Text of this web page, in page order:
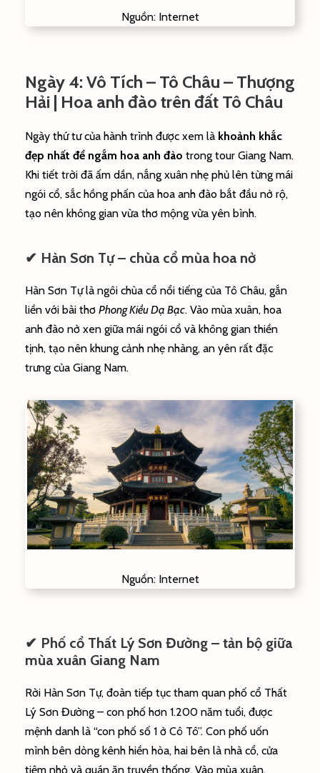
Nguồn: Internet
Ngày 4: Vô Tích – Tô Châu – Thượng
Hải | Hoa anh đào trên đất Tô Châu
Ngày thứ tư của hành trình được xem là khoảnh khắc
đẹp nhất để ngắm hoa anh đào trong tour Giang Nam.
Khi tiết trời đã ấm dần, nắng xuân nhẹ phủ lên từng mái
ngói cổ, sắc hồng phấn của hoa anh đào bắt đầu nở rộ,
tạo nên không gian vừa thơ mộng vừa yên bình.
✔ Hàn Sơn Tự – chùa cổ mùa hoa nở
Hàn Sơn Tự là ngôi chùa cổ nổi tiếng của Tô Châu, gắn
liền với bài thơ Phong Kiều Dạ Bạc. Vào mùa xuân, hoa
anh đào nở xen giữa mái ngói cổ và không gian thiền
tịnh, tạo nên khung cảnh nhẹ nhàng, an yên rất đặc
trưng của Giang Nam.
Nguồn: Internet
✔ Phố cổ Thất Lý Sơn Đường – tản bộ giữa
mùa xuân Giang Nam
Rời Hàn Sơn Tự, đoàn tiếp tục tham quan phố cổ Thất
Lý Sơn Đường – con phố hơn 1.200 năm tuổi, được
mệnh danh là “con phố số 1 ở Cô Tô”. Con phố uốn
mình bên dòng kênh hiền hòa, hai bên là nhà cổ, cửa
tiệm nhỏ và quán ăn truyền thống. Vào mùa xuân,